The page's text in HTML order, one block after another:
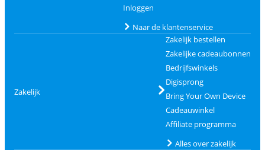
Inloggen
Naar de klantenservice
Zakelijk
Zakelijk bestellen
Zakelijke cadeaubonnen
Bedrijfswinkels
Digisprong
Bring Your Own Device
Cadeauwinkel
Affiliate programma
Alles over zakelijk